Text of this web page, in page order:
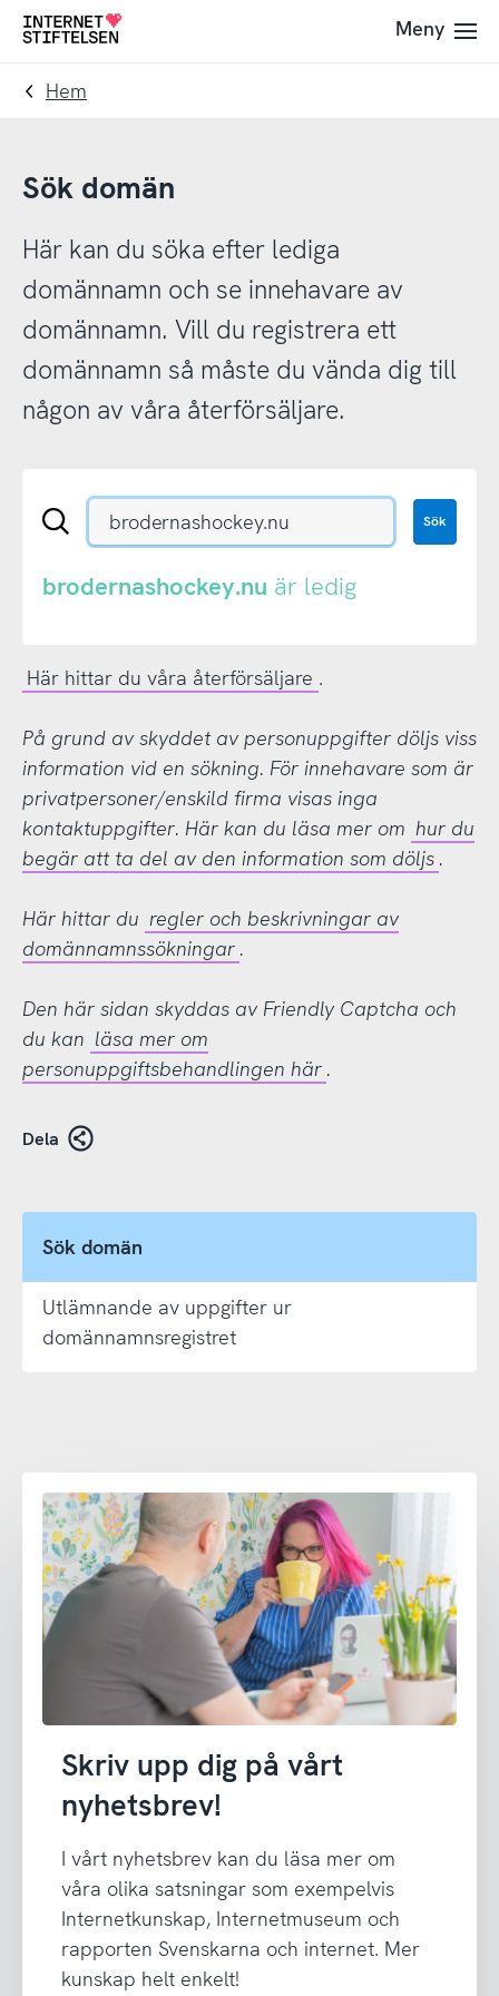
Till
navigering
Till
innehåll
Till
Meny
Hem
Sök domän
Här kan du söka efter lediga
domännamn och se innehavare av
domännamn. Vill du registrera ett
domännamn så måste du vända dig till
någon av våra återförsäljare.
Sök
eller
Sök
brodernashockey.nu är ledig
Här hittar du våra återförsäljare .
På grund av skyddet av personuppgifter döljs viss
information vid en sökning. För innehavare som är
privatpersoner/enskild firma visas inga
kontaktuppgifter. Här kan du läsa mer om hur du
begär att ta del av den information som döljs .
Här hittar du regler och beskrivningar av
domännamnssökningar .
Den här sidan skyddas av Friendly Captcha och
du kan läsa mer om
personuppgiftsbehandlingen här .
Dela
Sök domän
Utlämnande av uppgifter ur
domännamnsregistret
Skriv upp dig på vårt
nyhetsbrev!
I vårt nyhetsbrev kan du läsa mer om
våra olika satsningar som exempelvis
Internetkunskap, Internetmuseum och
rapporten Svenskarna och internet. Mer
kunskap helt enkelt!